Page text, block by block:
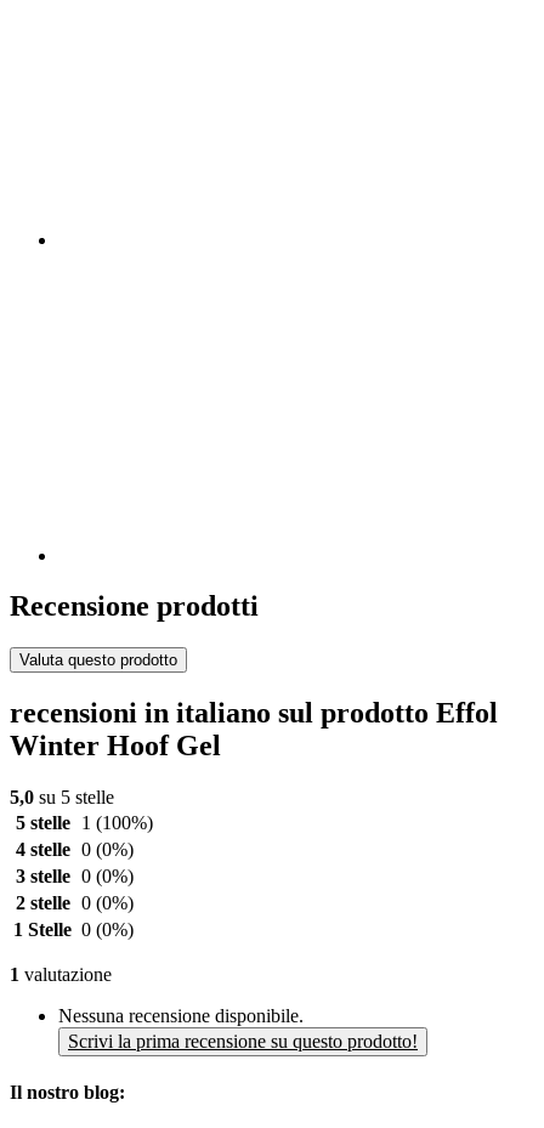
Recensione prodotti
Valuta questo prodotto
recensioni in italiano sul prodotto Effol
Winter Hoof Gel
5,0 su 5 stelle
5 stelle
1 (100%)
4 stelle 0 (0%)
3 stelle 0 (0%)
2 stelle 0 (0%)
1 Stelle 0 (0%)
1 valutazione
Nessuna recensione disponibile.
Scrivi la prima recensione su questo prodotto!
Il nostro blog: